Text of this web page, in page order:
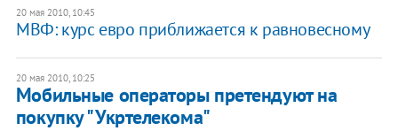
20 мая 2010, 10:45
МВФ: курс евро приближается к равновесному
20 мая 2010, 10:25
Мобильные операторы претендуют на
покупку "Укртелекома"